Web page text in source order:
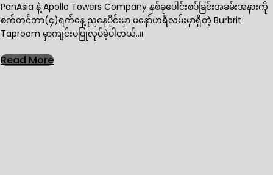
PanAsia နဲ့ Apollo Towers Company နှစ်ခုပေါင်းစပ်ခြင်းအခမ်းအနားကို
စက်တင်ဘာ(၄)ရက်နေ့ ညနေပိုင်းမှာ မနော်ဟရီလမ်းမှာရှိတဲ့ Burbrit
Taproom မှာကျင်းပပြုလုပ်ခဲ့ပါတယ်..။
Read More